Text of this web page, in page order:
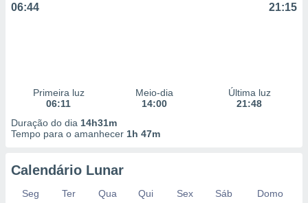
06:44 21:15
Primeira luz
06:11
Meio-dia
14:00
Última luz
21:48
Duração do dia 14h31m
Tempo para o amanhecer 1h 47m
Calendário Lunar
Seg Ter Qua Qui Sex Sáb
Domo